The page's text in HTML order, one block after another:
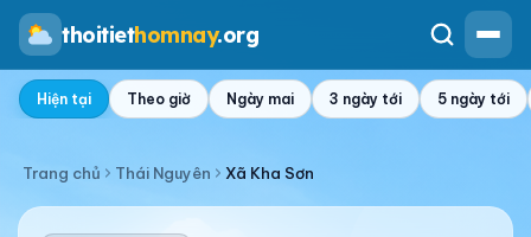
thoitiethomnay.org
Hiện tại Theo giờ Ngày mai 3 ngày tới 5 ngày tới
Trang chủ Thái Nguyên Xã Kha Sơn